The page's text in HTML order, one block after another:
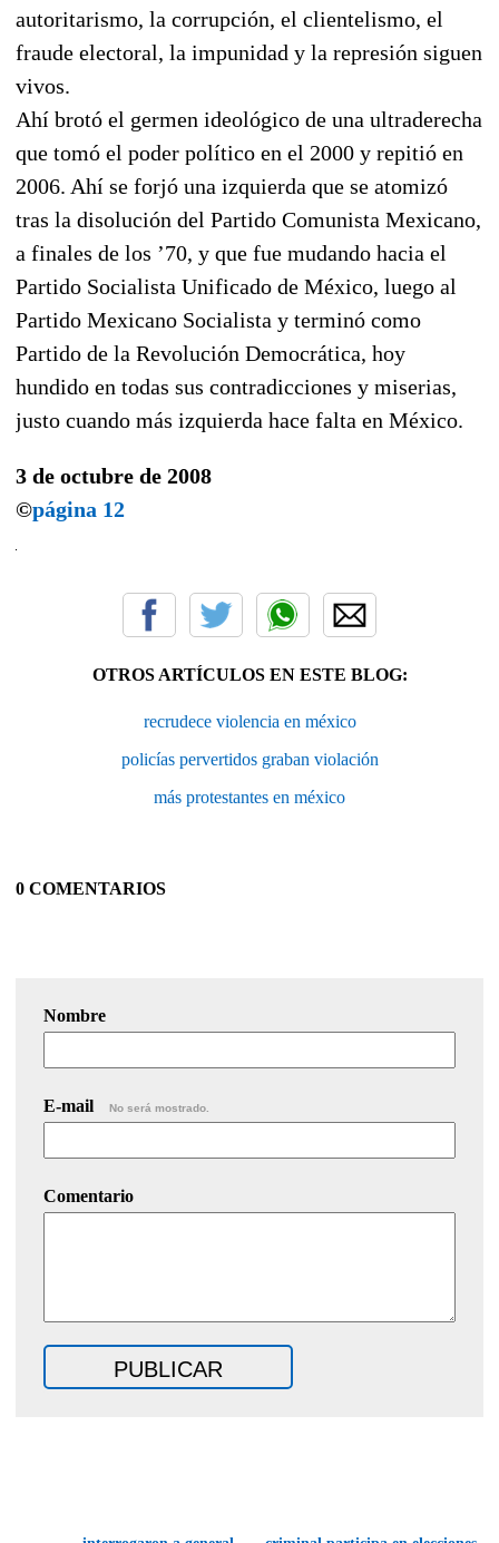
autoritarismo, la corrupción, el clientelismo, el
fraude electoral, la impunidad y la represión siguen
vivos.
Ahí brotó el germen ideológico de una ultraderecha
que tomó el poder político en el 2000 y repitió en
2006. Ahí se forjó una izquierda que se atomizó
tras la disolución del Partido Comunista Mexicano,
a finales de los ’70, y que fue mudando hacia el
Partido Socialista Unificado de México, luego al
Partido Mexicano Socialista y terminó como
Partido de la Revolución Democrática, hoy
hundido en todas sus contradicciones y miserias,
justo cuando más izquierda hace falta en México.
3 de octubre de 2008
©página 12
OTROS ARTÍCULOS EN ESTE BLOG:
recrudece violencia en méxico
policías pervertidos graban violación
más protestantes en méxico
0 COMENTARIOS
Nombre
E-mail No será mostrado.
Comentario